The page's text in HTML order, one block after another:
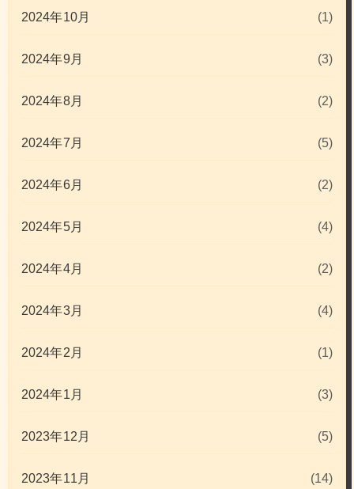
2024年10月 (1)
2024年9月 (3)
2024年8月 (2)
2024年7月 (5)
2024年6月 (2)
2024年5月 (4)
2024年4月 (2)
2024年3月 (4)
2024年2月 (1)
2024年1月 (3)
2023年12月 (5)
2023年11月 (14)